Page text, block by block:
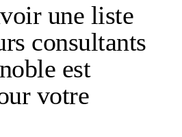
une liste
consultants
est
votre